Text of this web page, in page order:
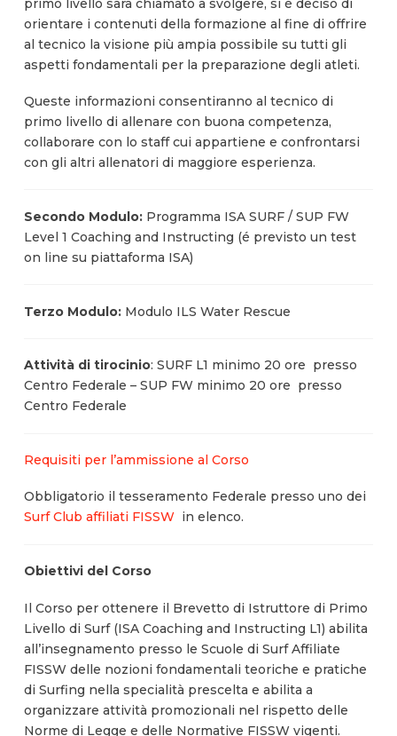
primo livello sarà chiamato a svolgere, si è deciso di
orientare i contenuti della formazione al fine di offrire
al tecnico la visione più ampia possibile su tutti gli
aspetti fondamentali per la preparazione degli atleti.
Queste informazioni consentiranno al tecnico di
primo livello di allenare con buona competenza,
collaborare con lo staff cui appartiene e confrontarsi
con gli altri allenatori di maggiore esperienza.
Secondo Modulo:Programma ISA SURF / SUP FW
Level 1 Coaching and Instructing (é previsto un test
on line su piattaforma ISA)
Terzo Modulo:Modulo ILS Water Rescue
Attività di tirocinio: SURF L1 minimo 20 ore presso
Centro Federale – SUP FW minimo 20 ore presso
Centro Federale
Requisiti per l’ammissione al Corso
Obbligatorio il tesseramento Federale presso uno dei
Surf Club affiliati FISSWin elenco.
Obiettivi del Corso
Il Corso per ottenere il Brevetto di Istruttore di Primo
Livello di Surf (ISA Coaching and Instructing L1) abilita
all’insegnamento presso le Scuole di Surf Affiliate
FISSW delle nozioni fondamentali teoriche e pratiche
di Surfing nella specialità prescelta e abilita a
organizzare attività promozionali nel rispetto delle
Norme di Legge e delle Normative FISSW vigenti.